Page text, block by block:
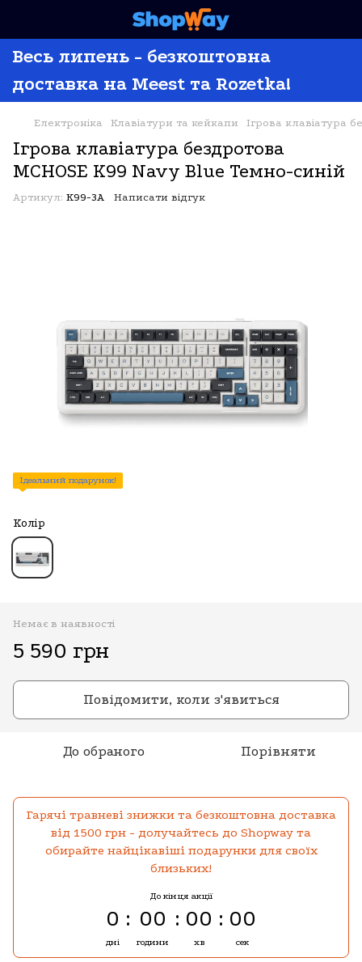
Весь липень - безкоштовна
доставка на Meest та Rozetka!
Електроніка Клавіатури та кейкапи Ігрова клавіатура
Ігрова клавіатура бездротова
MCHOSE K99 Navy Blue Темно-синій
Артикул: K99-3A Написати відгук
Ідеальний подарунок!
Колір
Немає в наявності
5 590 грн
Повідомити, коли з'явиться
До обраного Порівняти
Гарячі травневі знижки та безкоштовна доставка
від 1500 грн - долучайтесь до Shopway та
обирайте найцікавіші подарунки для своїх
близьких!
До кінця акції
0
дні
00
години
00
хв
00
сек